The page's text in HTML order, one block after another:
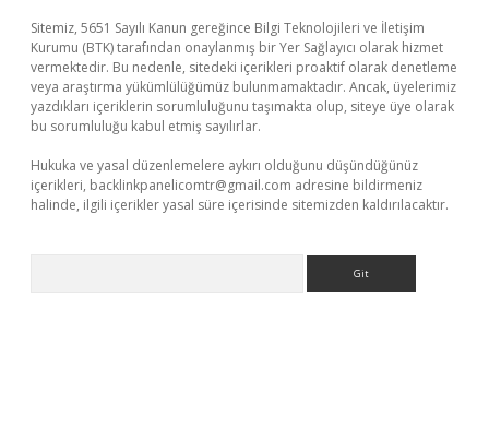
Sitemiz, 5651 Sayılı Kanun gereğince Bilgi Teknolojileri ve İletişim
Kurumu (BTK) tarafından onaylanmış bir Yer Sağlayıcı olarak hizmet
vermektedir. Bu nedenle, sitedeki içerikleri proaktif olarak denetleme
veya araştırma yükümlülüğümüz bulunmamaktadır. Ancak, üyelerimiz
yazdıkları içeriklerin sorumluluğunu taşımakta olup, siteye üye olarak
bu sorumluluğu kabul etmiş sayılırlar.
Hukuka ve yasal düzenlemelere aykırı olduğunu düşündüğünüz
içerikleri, backlinkpanelicomtr@gmail.com adresine bildirmeniz
halinde, ilgili içerikler yasal süre içerisinde sitemizden kaldırılacaktır.